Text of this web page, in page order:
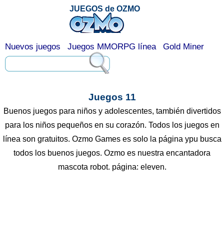
Juegos 11
Buenos juegos para niños y adolescentes, también divertidos
para los niños pequeños en su corazón. Todos los juegos en
línea son gratuitos. Ozmo Games es solo la página ypu busca
todos los buenos juegos. Ozmo es nuestra encantadora
mascota robot. página: eleven.
JUEGOS de OZMO
Nuevos juegos Juegos MMORPG línea Gold Miner